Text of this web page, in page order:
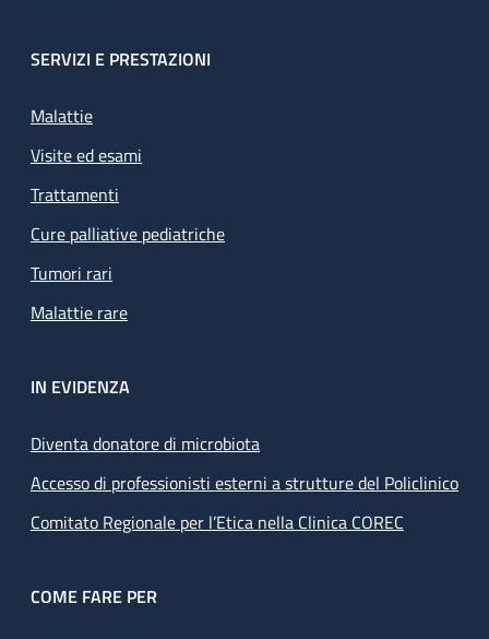
SERVIZI E PRESTAZIONI
Malattie
Visite ed esami
Trattamenti
Cure palliative pediatriche
Tumori rari
Malattie rare
IN EVIDENZA
Diventa donatore di microbiota
Accesso di professionisti esterni a strutture del Policlinico
Comitato Regionale per l’Etica nella Clinica COREC
COME FARE PER